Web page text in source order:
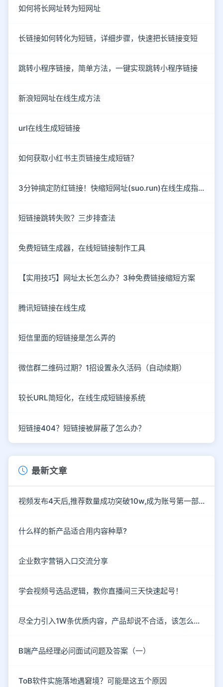
如何将长网址转为短网址
长链接如何转化为短链，详细步骤，快速把长链接变短
跳转小程序链接，简单方法，一键实现跳转小程序链接
新浪短网址在线生成方法
url在线生成短链接
如何获取小红书主页链接生成短链？
3分钟搞定防红链接！快缩短网址(suo.run)在线生成指南
短链接跳转失败？三步排查法
免费短链生成器，在线短链接制作工具
【实用技巧】网址太长怎么办？3种免费链接缩短方案
腾讯短链接在线生成
短信里面的短链接是怎么弄的
微信群二维码过期？1招设置永久活码（自动续期）
较长URL简短化，在线生成短链接系统
短链接404？短链接被屏蔽了怎么办？
最新文章
视频发布4天后,推荐数量成功突破10w,成为账号第一部爆款作
什么样的新产品适合用内容种草?
企业数字营销入口交流分享
学会视频号选品逻辑，教你直播间三天快速起号！
尽全力引入1W条优质内容，产品却说不合适，该怎么破？
B端产品经理必问面试问题及答案（一）
ToB软件实施落地遇窘境？可能是这五个原因